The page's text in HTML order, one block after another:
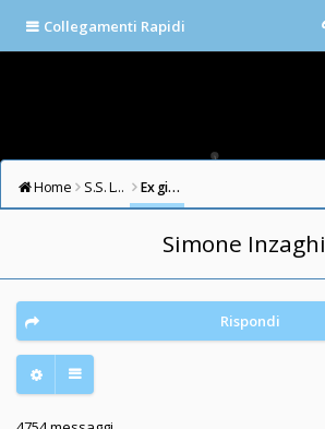
Collegamenti Rapidi
Home S.S. LAZIO FORUM Ex giocatori della Lazio
Simone Inzaghi
Rispondi